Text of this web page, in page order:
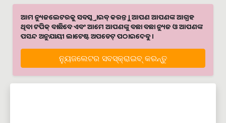
ଆମ ନ୍ୟୁଜଲେଟରକୁ ସବସ୍କ୍ରାଇବ୍ କରନ୍ତୁ । ଆପଣ ଆପଣଙ୍କ ଆଗ୍ରହ
ଥିବା ଟପିକ୍‌ ବାଛିବେ ଏବଂ ଆମେ ଆପଣଙ୍କୁ ବଛା ବଛା ନ୍ୟୁଜ ଓ ଆପଣଙ୍କ
ପସନ୍ଦ ଅନୁଯାୟୀ ଲାଟେଷ୍ଟ ଅପଡେଟ୍‌ ପଠାଇଦେବୁ ।
ନ୍ୟୁଜଲେଟର ସବସ୍କ୍ରାଇବ୍‌ କରନ୍ତୁ